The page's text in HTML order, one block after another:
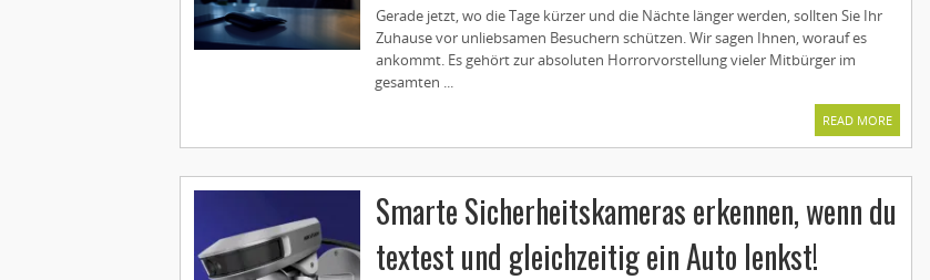
Gerade jetzt, wo die Tage kürzer und die Nächte länger werden, sollten Sie Ihr
Zuhause vor unliebsamen Besuchern schützen. Wir sagen Ihnen, worauf es
ankommt. Es gehört zur absoluten Horrorvorstellung vieler Mitbürger im
gesamten ...
READ MORE
Smarte Sicherheitskameras erkennen, wenn du
textest und gleichzeitig ein Auto lenkst!